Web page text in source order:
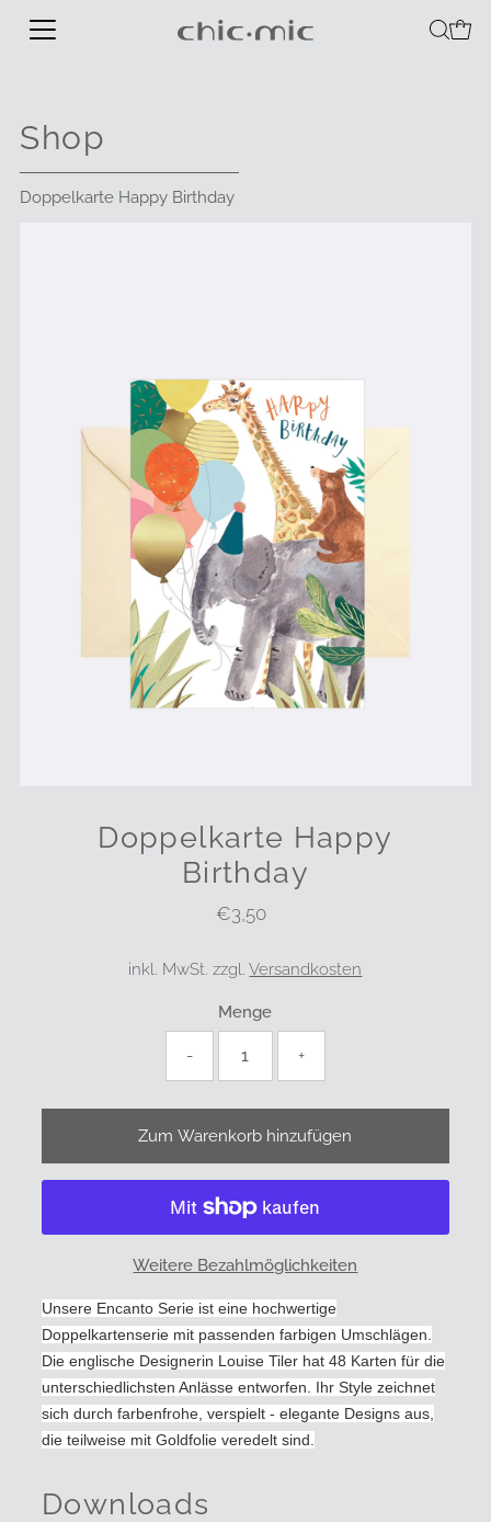
Shop
Doppelkarte Happy Birthday
Doppelkarte Happy
Birthday
Regulärer
€3,50
inkl. MwSt. zzgl.Versandkosten
Menge
- +
Weitere Bezahlmöglichkeiten
Unsere Encanto Serie ist eine hochwertige
Doppelkartenserie mit passenden farbigen Umschlägen.
Die englische Designerin Louise Tiler hat 48 Karten für die
unterschiedlichsten Anlässe entworfen. Ihr Style zeichnet
sich durch farbenfrohe, verspielt - elegante Designs aus,
die teilweise mit Goldfolie veredelt sind.
Downloads